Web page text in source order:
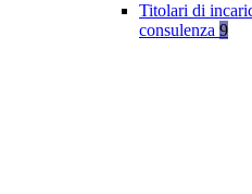
Titolari di
consulenza 9